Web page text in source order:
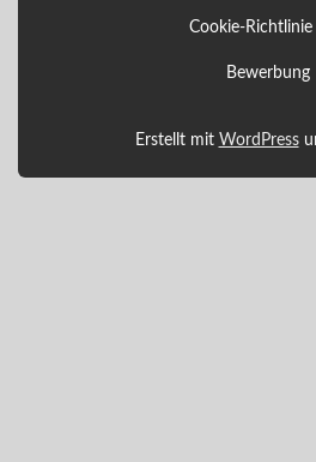
Cookie-Richtlinie
Bewerbung
Erstellt mit WordPress